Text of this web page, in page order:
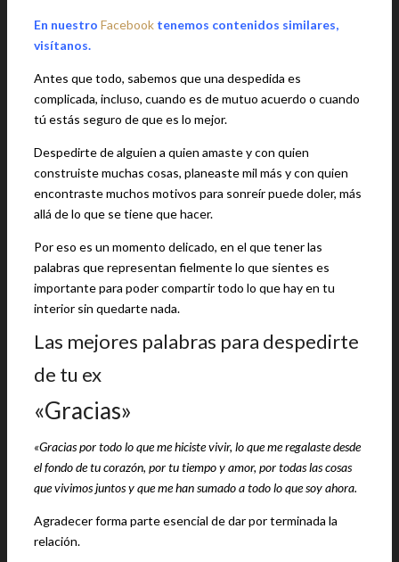
En nuestro Facebook tenemos contenidos similares,
visítanos.
Antes que todo, sabemos que una despedida es
complicada, incluso, cuando es de mutuo acuerdo o cuando
tú estás seguro de que es lo mejor.
Despedirte de alguien a quien amaste y con quien
construiste muchas cosas, planeaste mil más y con quien
encontraste muchos motivos para sonreír puede doler, más
allá de lo que se tiene que hacer.
Por eso es un momento delicado, en el que tener las
palabras que representan fielmente lo que sientes es
importante para poder compartir todo lo que hay en tu
interior sin quedarte nada.
Las mejores palabras para despedirte
de tu ex
«Gracias»
«Gracias por todo lo que me hiciste vivir, lo que me regalaste desde
el fondo de tu corazón, por tu tiempo y amor, por todas las cosas
que vivimos juntos y que me han sumado a todo lo que soy ahora.
Agradecer forma parte esencial de dar por terminada la
relación.